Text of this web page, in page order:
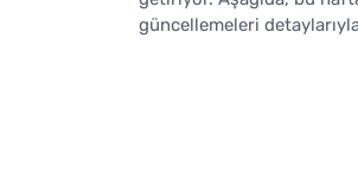
güncellemeleri